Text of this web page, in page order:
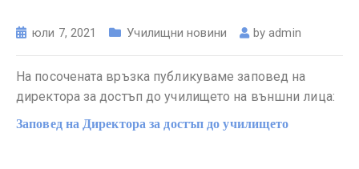
юли 7, 2021 Училищни новини byadmin
На посочената връзка публикуваме заповед на
директора за достъп до училището на външни лица:
Заповед на Директора за достъп до училището